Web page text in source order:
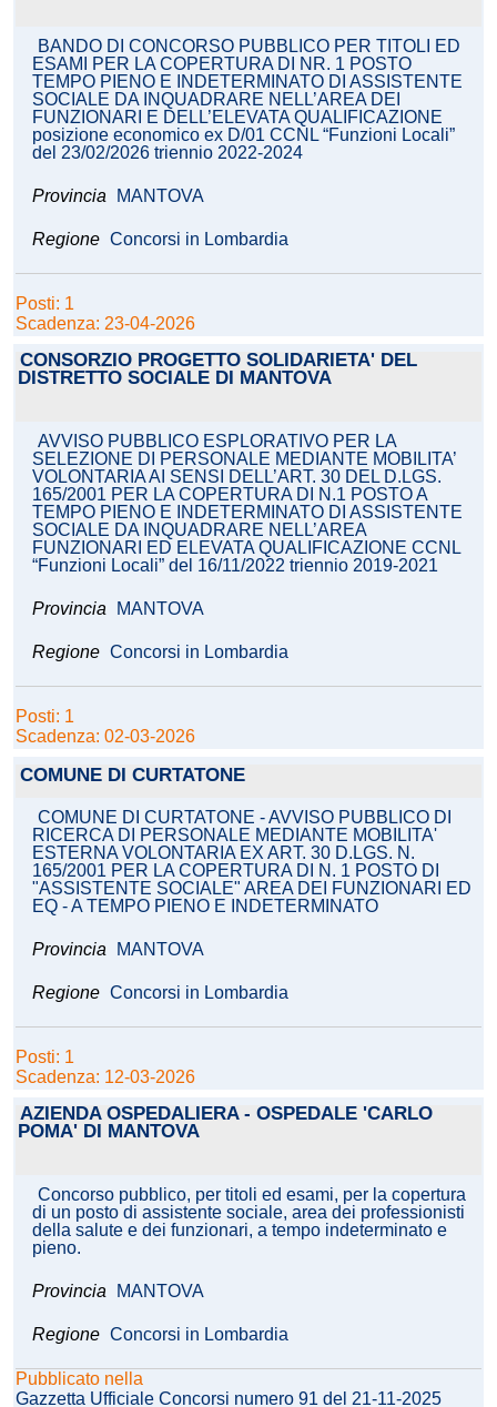
BANDO DI CONCORSO PUBBLICO PER TITOLI ED
ESAMI PER LA COPERTURA DI NR. 1 POSTO
TEMPO PIENO E INDETERMINATO DI ASSISTENTE
SOCIALE DA INQUADRARE NELL’AREA DEI
FUNZIONARI E DELL’ELEVATA QUALIFICAZIONE
posizione economico ex D/01 CCNL “Funzioni Locali”
del 23/02/2026 triennio 2022-2024
Provincia MANTOVA
Regione Concorsi in Lombardia
Posti: 1
Scadenza: 23-04-2026
CONSORZIO PROGETTO SOLIDARIETA' DEL
DISTRETTO SOCIALE DI MANTOVA
AVVISO PUBBLICO ESPLORATIVO PER LA
SELEZIONE DI PERSONALE MEDIANTE MOBILITA’
VOLONTARIA AI SENSI DELL’ART. 30 DEL D.LGS.
165/2001 PER LA COPERTURA DI N.1 POSTO A
TEMPO PIENO E INDETERMINATO DI ASSISTENTE
SOCIALE DA INQUADRARE NELL’AREA
FUNZIONARI ED ELEVATA QUALIFICAZIONE CCNL
“Funzioni Locali” del 16/11/2022 triennio 2019-2021
Provincia MANTOVA
Regione Concorsi in Lombardia
Posti: 1
Scadenza: 02-03-2026
COMUNE DI CURTATONE
COMUNE DI CURTATONE - AVVISO PUBBLICO DI
RICERCA DI PERSONALE MEDIANTE MOBILITA'
ESTERNA VOLONTARIA EX ART. 30 D.LGS. N.
165/2001 PER LA COPERTURA DI N. 1 POSTO DI
"ASSISTENTE SOCIALE" AREA DEI FUNZIONARI ED
EQ - A TEMPO PIENO E INDETERMINATO
Provincia MANTOVA
Regione Concorsi in Lombardia
Posti: 1
Scadenza: 12-03-2026
AZIENDA OSPEDALIERA - OSPEDALE 'CARLO
POMA' DI MANTOVA
Concorso pubblico, per titoli ed esami, per la copertura
di un posto di assistente sociale, area dei professionisti
della salute e dei funzionari, a tempo indeterminato e
pieno.
Provincia MANTOVA
Regione Concorsi in Lombardia
Pubblicato nella
Gazzetta Ufficiale Concorsi numero 91 del 21-11-2025